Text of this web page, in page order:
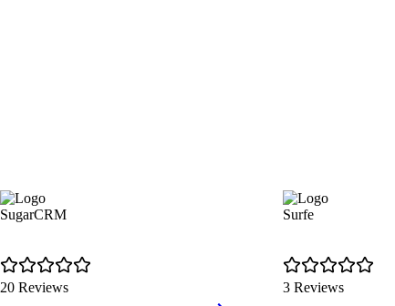
SugarCRM
20 Reviews
Surfe
3 Reviews